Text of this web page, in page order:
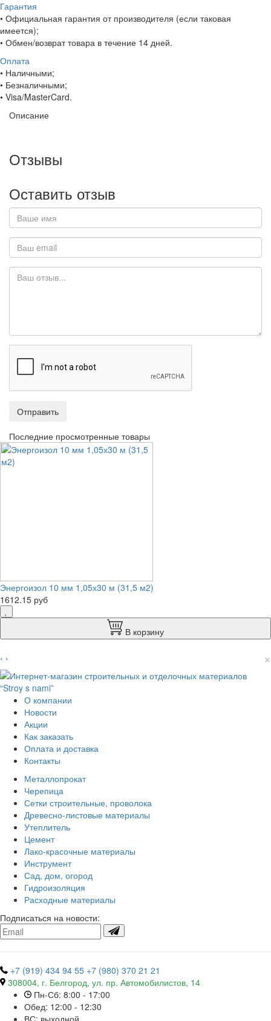
Гарантия
• Официальная гарантия от производителя (если таковая
имеется);
• Обмен/возврат товара в течение 14 дней.
Оплата
• Наличными;
• Безналичными;
• Visa/MasterCard.
Описание
Отзывы
Оставить отзыв
Отправить
Последние просмотренные товары
Энергоизол 10 мм 1,05х30 м (31,5 м2)
1612.15 руб
В корзину
‹ › ×
О компании
Новости
Акции
Как заказать
Оплата и доставка
Контакты
Металлопрокат
Черепица
Сетки строительные, проволока
Древесно-листовые материалы
Утеплитель
Цемент
Лако-красочные материалы
Инструмент
Сад, дом, огород
Гидроизоляция
Расходные материалы
Подписаться на новости:
+7 (919) 434 94 55 +7 (980) 370 21 21
308004, г. Белгород, ул. пр. Автомобилистов, 14
Пн-Сб: 8:00 - 17:00
Обед: 12:00 - 12:30